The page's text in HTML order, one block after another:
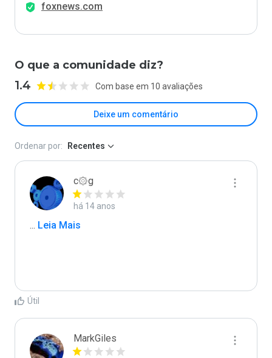
foxnews.com
O que a comunidade diz?
1.4 Com base em 10 avaliações
Deixe um comentário
Ordenar por: Recentes
c۞g
há 14 anos
... Leia Mais
Útil
MarkGiles